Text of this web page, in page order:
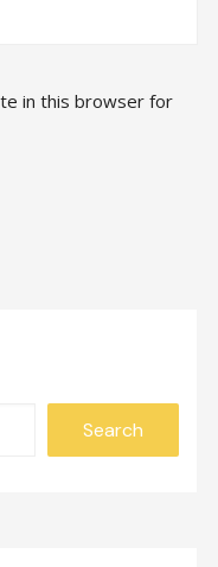
in this browser for
Search